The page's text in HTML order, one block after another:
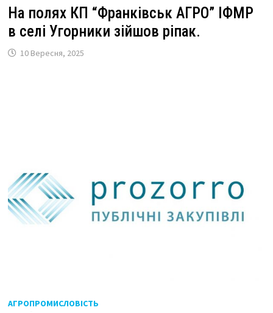
На полях КП “Франківськ АГРО” ІФМР
в селі Угорники зійшов ріпак.
10 Вересня, 2025
АГРОПРОМИСЛОВІСТЬ